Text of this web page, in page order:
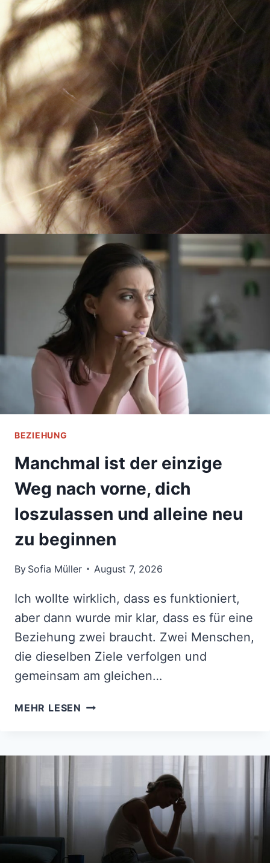
BEZIEHUNG
Manchmal ist der einzige
Weg nach vorne, dich
loszulassen und alleine neu
zu beginnen
By Sofia Müller August 7, 2026
Ich wollte wirklich, dass es funktioniert,
aber dann wurde mir klar, dass es für eine
Beziehung zwei braucht. Zwei Menschen,
die dieselben Ziele verfolgen und
gemeinsam am gleichen…
MEHR LESEN MANCHMAL
LOSZULASSEN
ALLEINE